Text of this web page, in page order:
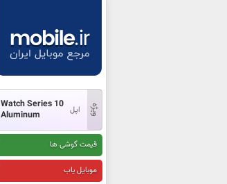
اپل Watch Series 10
Aluminum
قیمت گوشی ها
موبایل یاب